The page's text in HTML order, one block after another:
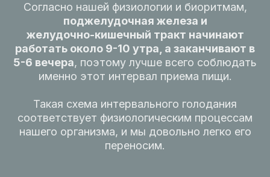
Согласно нашей физиологии и биоритмам,
поджелудочная железа и
желудочно- кишечный тракт начинают
работать около 9-10 утра, а заканчивают в
5-6 вечера, поэтому лучше всего соблюдать
именно этот интервал приема пищи.
Такая схема интервального голодания
соответствует физиологическим процессам
нашего организма, и мы довольно легко его
переносим.